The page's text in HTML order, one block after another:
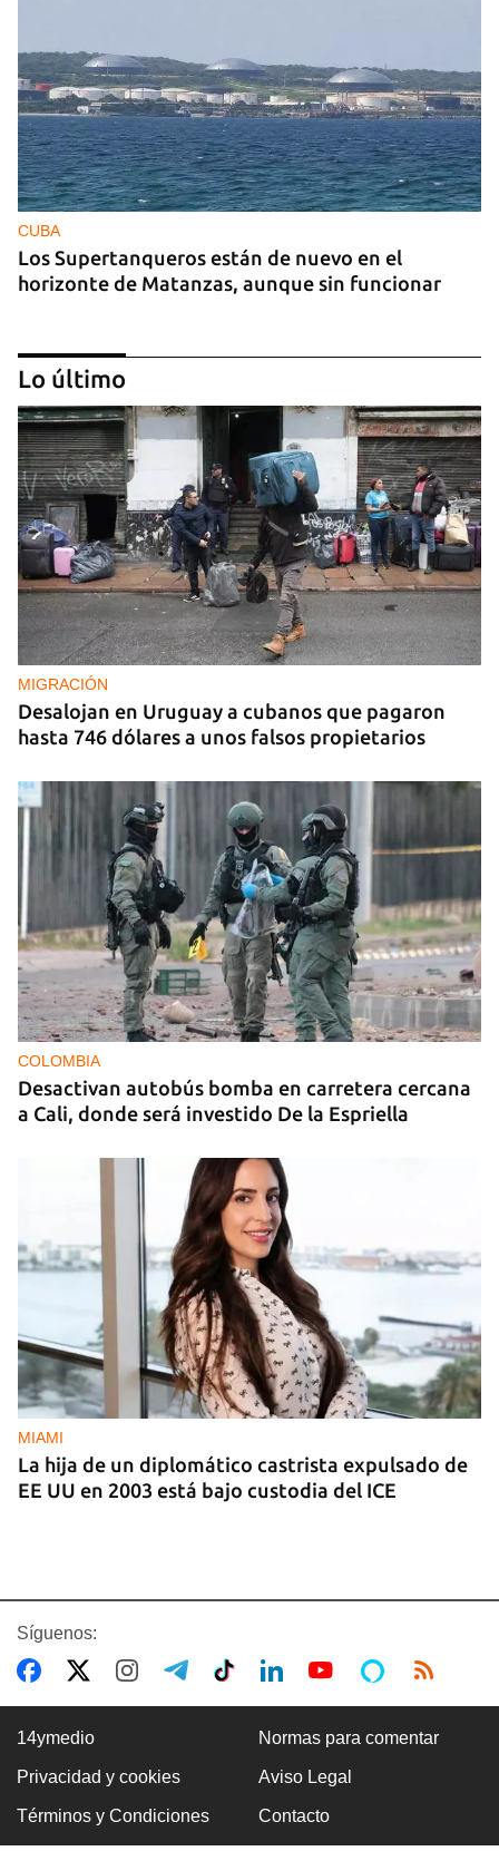
CUBA
Los Supertanqueros están de nuevo en el
horizonte de Matanzas, aunque sin funcionar
REPRESIÓN
La Seguridad del Estado realiza operativos en el
aniversario del Maleconazo
Lo último
MIGRACIÓN
Desalojan en Uruguay a cubanos que pagaron
hasta 746 dólares a unos falsos propietarios
COLOMBIA
Desactivan autobús bomba en carretera cercana
a Cali, donde será investido De la Espriella
MIAMI
La hija de un diplomático castrista expulsado de
EE UU en 2003 está bajo custodia del ICE
AMÉRICA
Brasil acusa a EE UU de cancelar la visa a su
Síguenos:
14ymedio Normas para comentar
Privacidad y cookies Aviso Legal
Términos y Condiciones Contacto